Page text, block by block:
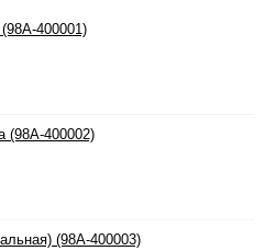
400001)
(98A-400002)
(98A-400003)